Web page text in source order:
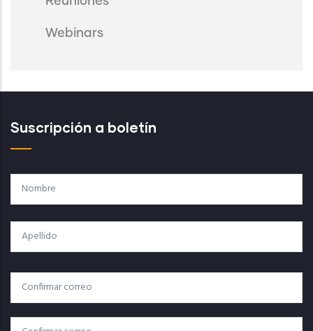
Webinars
Suscripción a boletín
Nombre
Apellido
Correo
Electrónico
Correo Electrónico